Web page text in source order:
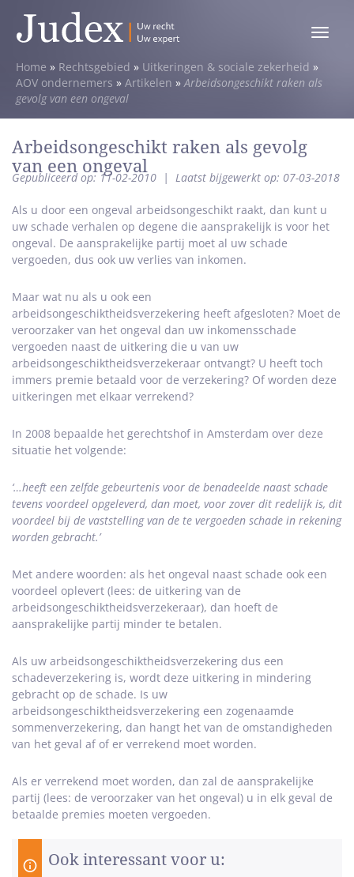
Toggle
Home » Rechtsgebied » Uitkeringen & sociale zekerheid »
AOV ondernemers » Artikelen »Arbeidsongeschikt raken als
gevolg van een ongeval
Arbeidsongeschikt raken als gevolg
van een ongeval
Gepubliceerd op: 11-02-2010 | Laatst bijgewerkt op: 07-03-2018
Als u door een ongeval arbeidsongeschikt raakt, dan kunt u
uw schade verhalen op degene die aansprakelijk is voor het
ongeval. De aansprakelijke partij moet al uw schade
vergoeden, dus ook uw verlies van inkomen.
Maar wat nu als u ook een
arbeidsongeschiktheidsverzekering heeft afgesloten? Moet de
veroorzaker van het ongeval dan uw inkomensschade
vergoeden naast de uitkering die u van uw
arbeidsongeschiktheidsverzekeraar ontvangt? U heeft toch
immers premie betaald voor de verzekering? Of worden deze
uitkeringen met elkaar verrekend?
In 2008 bepaalde het gerechtshof in Amsterdam over deze
situatie het volgende:
‘…heeft een zelfde gebeurtenis voor de benadeelde naast schade
tevens voordeel opgeleverd, dan moet, voor zover dit redelijk is, dit
voordeel bij de vaststelling van de te vergoeden schade in rekening
worden gebracht.’
Met andere woorden: als het ongeval naast schade ook een
voordeel oplevert (lees: de uitkering van de
arbeidsongeschiktheidsverzekeraar), dan hoeft de
aansprakelijke partij minder te betalen.
Als uw arbeidsongeschiktheidsverzekering dus een
schadeverzekering is, wordt deze uitkering in mindering
gebracht op de schade. Is uw
arbeidsongeschiktheidsverzekering een zogenaamde
sommenverzekering, dan hangt het van de omstandigheden
van het geval af of er verrekend moet worden.
Als er verrekend moet worden, dan zal de aansprakelijke
partij (lees: de veroorzaker van het ongeval) u in elk geval de
betaalde premies moeten vergoeden.
Ook interessant voor u: